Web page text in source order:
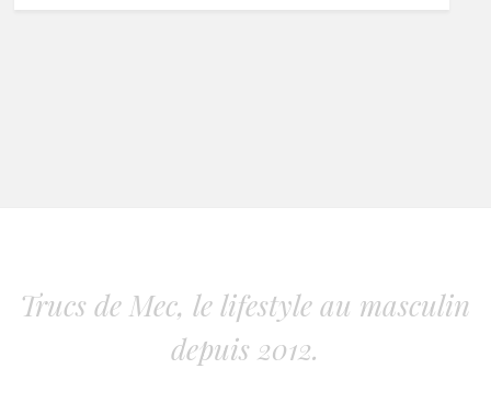
Trucs de Mec, le lifestyle au masculin
depuis 2012.